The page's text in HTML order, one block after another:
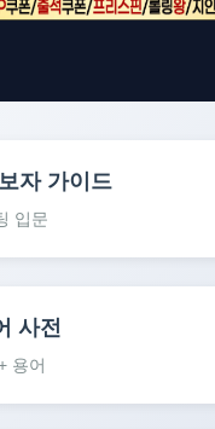
자 가이드
입문
사전
용어